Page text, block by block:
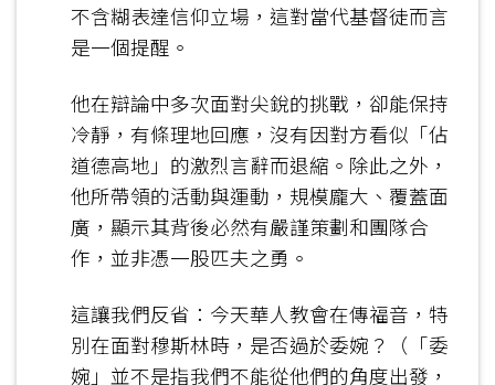
不含糊表達信仰立場，這對當代基督徒而言
是一個提醒。
他在辯論中多次面對尖銳的挑戰，卻能保持
冷靜，有條理地回應，沒有因對方看似「佔
道德高地」的激烈言辭而退縮。除此之外，
他所帶領的活動與運動，規模龐大、覆蓋面
廣，顯示其背後必然有嚴謹策劃和團隊合
作，並非憑一股匹夫之勇。
這讓我們反省：今天華人教會在傳福音，特
別在面對穆斯林時，是否過於委婉？（「委
婉」並不是指我們不能從他們的角度出發，